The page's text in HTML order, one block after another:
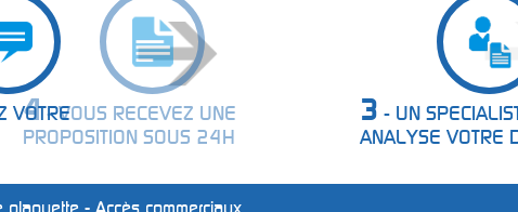
VOTRE
3
- UN SPECIALISTE
ANALYSE VOTRE DEMANDE
plaquette - Accès commerciaux